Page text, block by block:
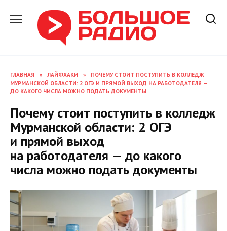
содержанию
ГЛАВНАЯ » ЛАЙФХАКИ »
ПОЧЕМУ СТОИТ ПОСТУПИТЬ В КОЛЛЕДЖ
МУРМАНСКОЙ ОБЛАСТИ: 2 ОГЭ И ПРЯМОЙ ВЫХОД НА РАБОТОДАТЕЛЯ —
ДО КАКОГО ЧИСЛА МОЖНО ПОДАТЬ ДОКУМЕНТЫ
Почему стоит поступить в колледж
Мурманской области: 2 ОГЭ
и прямой выход
на работодателя — до какого
числа можно подать документы